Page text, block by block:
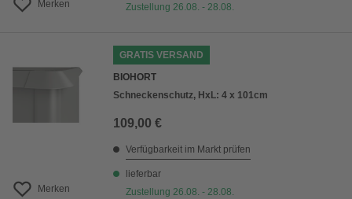
Merken
Zustellung 26.08. - 28.08.
Merken
GRATIS VERSAND
BIOHORT
Schneckenschutz, HxL: 4 x 101cm
109,00 €
Verfügbarkeit im Markt prüfen
lieferbar
Zustellung 26.08. - 28.08.